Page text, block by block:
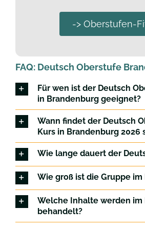
-> Oberstufen-
FAQ: Deutsch Oberstufe
Für wen ist der Deutsch
in Brandenburg geeignet?
Wann findet der Deutsch
Kurs in Brandenburg 2026
Wie lange dauert der
Wie groß ist die Gruppe im
Welche Inhalte werden im
behandelt?